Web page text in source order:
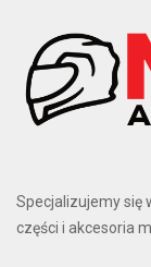
Specjalizujemy się
części i akcesoria